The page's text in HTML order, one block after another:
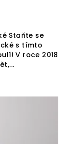
Staňte se
s tímto
V roce 2018